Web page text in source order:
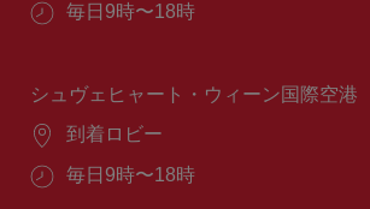
営
間：
毎日9時〜18時
シュヴェヒャート・ウィーン国際空港
場
到着ロビー
営
毎日9時〜18時